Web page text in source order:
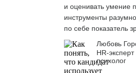
и оценивать умение
инструменты
по себе показатель
Любовь
HR-
психолог